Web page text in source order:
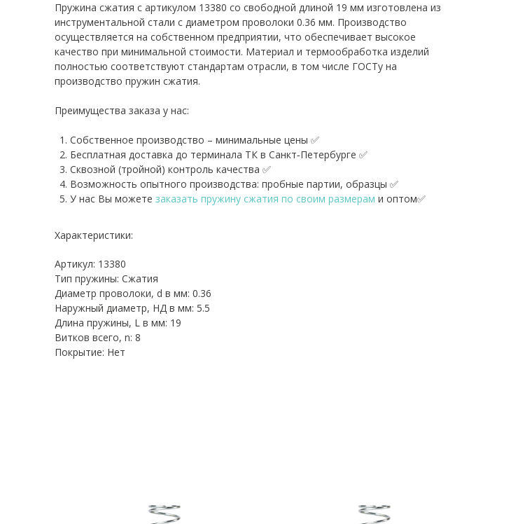
Пружина сжатия с артикулом 13380 со свободной длиной 19 мм изготовлена из
инструментальной стали с диаметром проволоки 0.36 мм. Производство
осуществляется на собственном предприятии, что обеспечивает высокое
качество при минимальной стоимости. Материал и термообработка изделий
полностью соответствуют стандартам отрасли, в том числе ГОСТу на
производство пружин сжатия.
Преимущества заказа у нас:
Собственное производство – минимальные цены ✅
Бесплатная доставка до терминала ТК в Санкт‑Петербурге ✅
Сквозной (тройной) контроль качества ✅
Возможность опытного производства: пробные партии, образцы ✅
У нас Вы можете заказать пружину сжатия по своим размерам и оптом✅
Характеристики:
Артикул: 13380
Тип пружины: Сжатия
Диаметр проволоки, d в мм: 0.36
Наружный диаметр, НД в мм: 5.5
Длина пружины, L в мм: 19
Витков всего, n: 8
Покрытие: Нет